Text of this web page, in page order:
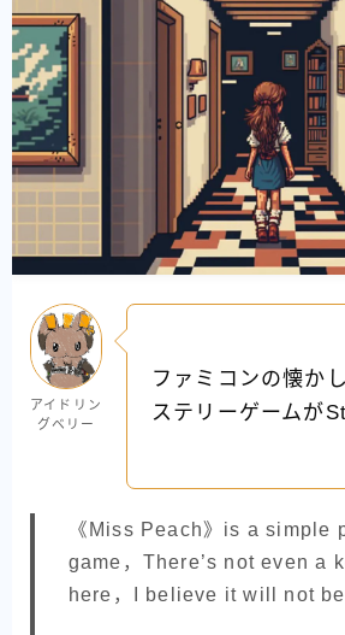
アイドリン
グベリー
ファミコンの懐か
ステリーゲームが
《Miss Peach》is a simple
game，There’s not even a
here，I believe it will not